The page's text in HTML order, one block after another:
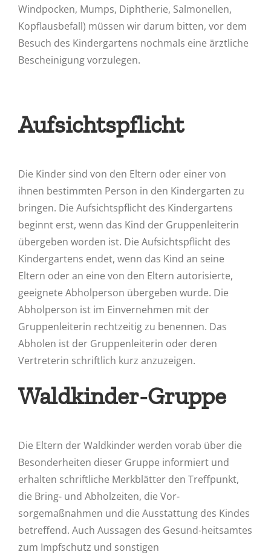
Windpocken, Mumps, Diphtherie, Salmonellen,
Kopflausbefall) müssen wir darum bitten, vor dem
Besuch des Kindergartens nochmals eine ärztliche
Bescheinigung vorzulegen.
Aufsichtspflicht
Die Kinder sind von den Eltern oder einer von
ihnen bestimmten Person in den Kindergarten zu
bringen. Die Aufsichtspflicht des Kindergartens
beginnt erst, wenn das Kind der Gruppenleiterin
übergeben worden ist. Die Aufsichtspflicht des
Kindergartens endet, wenn das Kind an seine
Eltern oder an eine von den Eltern autorisierte,
geeignete Abholperson übergeben wurde. Die
Abholperson ist im Einvernehmen mit der
Gruppenleiterin rechtzeitig zu benennen. Das
Abholen ist der Gruppenleiterin oder deren
Vertreterin schriftlich kurz anzuzeigen.
Waldkinder-Gruppe
Die Eltern der Waldkinder werden vorab über die
Besonderheiten dieser Gruppe informiert und
erhalten schriftliche Merkblätter den Treffpunkt,
die Bring- und Abholzeiten, die Vor-
sorgemaßnahmen und die Ausstattung des Kindes
betreffend. Auch Aussagen des Gesund-heitsamtes
zum Impfschutz und sonstigen